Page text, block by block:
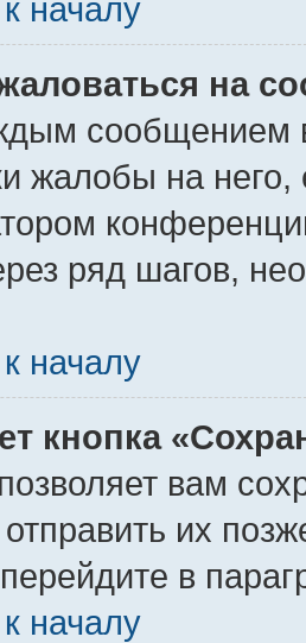
началу
на
сообщением
жалобы на
ряд шагов,
началу
кнопка
вам
их
в
началу